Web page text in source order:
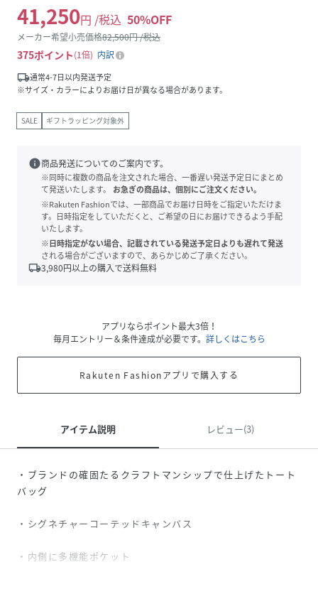
41,250円 /税込 50%OFF
メーカー希望小売価格82,500円 /税込
375ポイント 1倍
内訳
local_shipping通常4-7日以内発送予定
※サイズ・カラーによりお届け日が異なる場合があります。
SALE ギフトラッピング対象外
info商品発送についてのご案内です。
※同時に複数の商品を注文された場合、一番遅い発送予定日にまとめ
て発送いたします。
お急ぎの商品は、個別にご注文ください。
※Rakuten Fashionでは、一部商品でお届け日時をご指定いただけま
す。日時指定をしていただくと、ご希望の日にお届けできるよう手配
いたします。
※日時指定がない場合、記載されている発送予定日よりも遅れて発送
される場合がございますので、あらかじめご了承ください。
local_shipping3,980円以上の購入で送料無料
アプリならポイント最大3倍！
毎月エントリー＆条件達成が必要です。 詳しくはこちら
Rakuten Fashionアプリで購入する
アイテム説明 レビュー(3)
・ブランドの確固たるクラフトマンシップで仕上げたトート
バッグ
・シグネチャーコーテッドキャンバス
・内側に多機能ポケット